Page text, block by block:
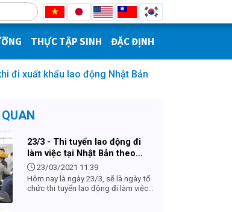
THỰC TẬP SINH ĐẶC ĐỊNH
đi xuất khẩu lao động Nhật Bản
23/3 - Thi tuyển lao động đi
làm việc tại Nhật Bản theo
chương trình kỹ năng đặc định
23/03/2021 11:39
Hôm nay là ngày 23/3, sẽ là ngày tổ
chức thi tuyển lao động đi làm việc